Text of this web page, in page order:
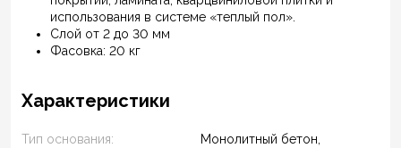
использования в системе «теплый пол».
Слой от 2 до 30 мм
Фасовка: 20 кг
Характеристики
Тип основания:
Монолитный бетон,